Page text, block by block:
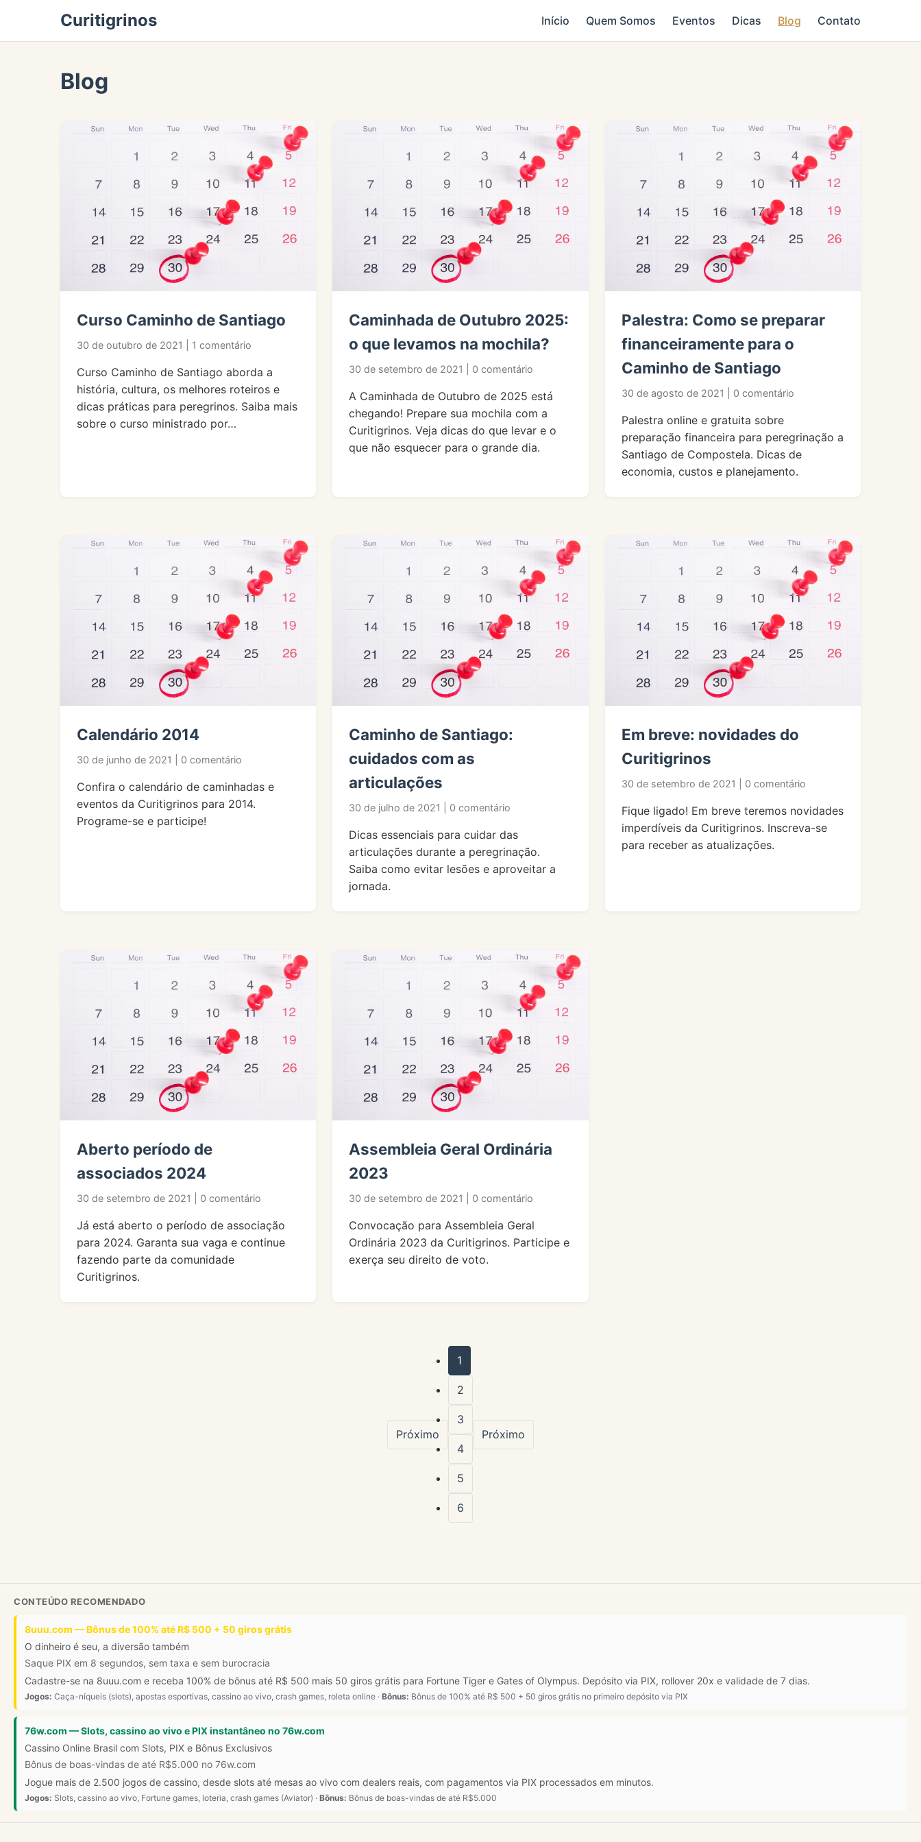
Curitigrinos Início Quem Somos Eventos Dicas Blog Contato
Blog
Curso Caminho de Santiago
30 de outubro de 2021 | 1 comentário
Curso Caminho de Santiago aborda a
história, cultura, os melhores roteiros e
dicas práticas para peregrinos. Saiba mais
sobre o curso ministrado por…
Caminhada de Outubro 2025:
o que levamos na mochila?
30 de setembro de 2021 | 0 comentário
A Caminhada de Outubro de 2025 está
chegando! Prepare sua mochila com a
Curitigrinos. Veja dicas do que levar e o
que não esquecer para o grande dia.
Palestra: Como se preparar
financeiramente para o
Caminho de Santiago
30 de agosto de 2021 | 0 comentário
Palestra online e gratuita sobre
preparação financeira para peregrinação a
Santiago de Compostela. Dicas de
economia, custos e planejamento.
Calendário 2014
30 de junho de 2021 | 0 comentário
Confira o calendário de caminhadas e
eventos da Curitigrinos para 2014.
Programe-se e participe!
Caminho de Santiago:
cuidados com as
articulações
30 de julho de 2021 | 0 comentário
Dicas essenciais para cuidar das
articulações durante a peregrinação.
Saiba como evitar lesões e aproveitar a
jornada.
Em breve: novidades do
Curitigrinos
30 de setembro de 2021 | 0 comentário
Fique ligado! Em breve teremos novidades
imperdíveis da Curitigrinos. Inscreva-se
para receber as atualizações.
Aberto período de
associados 2024
30 de setembro de 2021 | 0 comentário
Já está aberto o período de associação
para 2024. Garanta sua vaga e continue
fazendo parte da comunidade
Curitigrinos.
Assembleia Geral Ordinária
2023
30 de setembro de 2021 | 0 comentário
Convocação para Assembleia Geral
Ordinária 2023 da Curitigrinos. Participe e
exerça seu direito de voto.
Próximo
1
2
3
4
5
6
Próximo
CONTEÚDO RECOMENDADO
8uuu.com — Bônus de 100% até R$ 500 + 50 giros grátis
O dinheiro é seu, a diversão também
Saque PIX em 8 segundos, sem taxa e sem burocracia
Cadastre-se na 8uuu.com e receba 100% de bônus até R$ 500 mais 50 giros grátis para Fortune Tiger e Gates of Olympus. Depósito via PIX, rollover 20x e validade de 7 dias.
Jogos: Caça-níqueis (slots), apostas esportivas, cassino ao vivo, crash games, roleta online · Bônus: Bônus de 100% até R$ 500 + 50 giros grátis no primeiro depósito via PIX
76w.com — Slots, cassino ao vivo e PIX instantâneo no 76w.com
Cassino Online Brasil com Slots, PIX e Bônus Exclusivos
Bônus de boas-vindas de até R$5.000 no 76w.com
Jogue mais de 2.500 jogos de cassino, desde slots até mesas ao vivo com dealers reais, com pagamentos via PIX processados em minutos.
Jogos: Slots, cassino ao vivo, Fortune games, loteria, crash games (Aviator) · Bônus: Bônus de boas-vindas de até R$5.000